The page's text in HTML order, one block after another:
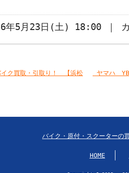
年5月23日(土) 18:00 ｜ カ
ク買取・引取り！ 【浜松
￼ヤマハ
バイク・原付・スクーターの
HOME